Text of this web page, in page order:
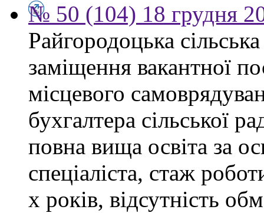
№ 50 (104) 18 грудня
Райгородоцька
заміщення вакантної
місцевого
бухгалтера сільської
повна вища освіта за
спеціаліста, стаж
х років, відсутність